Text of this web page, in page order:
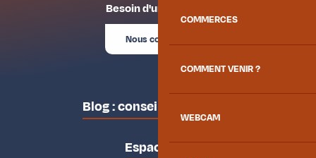
COMMERCES
COMMENT VENIR ?
WEBCAM
Besoin d'un conseil ?
Nous contacter
Blog : conseils des locaux
Espace pro